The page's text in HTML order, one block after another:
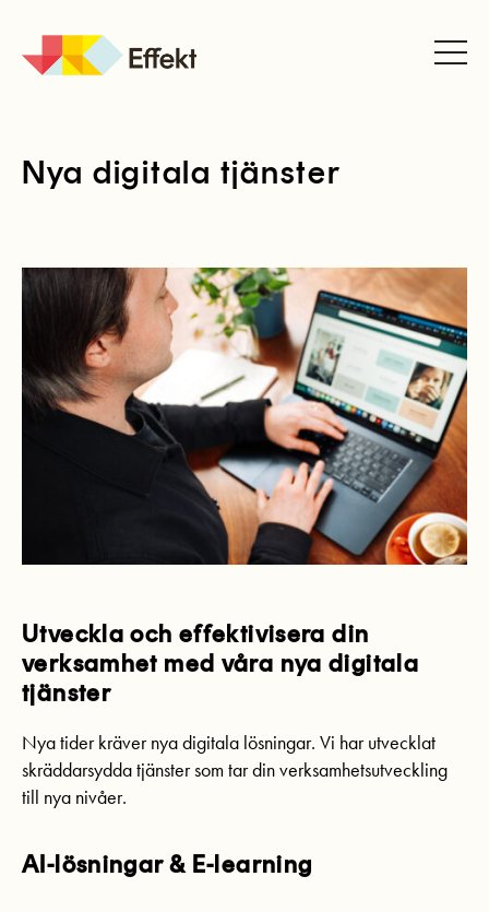
Nya digitala tjänster
Utveckla och effektivisera din
verksamhet med våra nya digitala
tjänster
Nya tider kräver nya digitala lösningar. Vi har utvecklat
skräddarsydda tjänster som tar din verksamhetsutveckling
till nya nivåer.
AI-lösningar & E-learning